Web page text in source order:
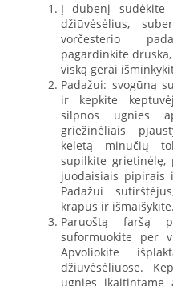
Į dubenį sudėkite
džiūvėsėlius,
vorčesterio
pagardinkite
viską gerai
Padažui: svogūną
ir kepkite
silpnos ugnies
griežinėliais
keletą minučių
supilkite grietinėlę,
juodaisiais pipirais
Padažui
krapus ir išmaišykite.
Paruoštą
suformuokite per
Apvoliokite
džiūvėsėliuose.
ugnies